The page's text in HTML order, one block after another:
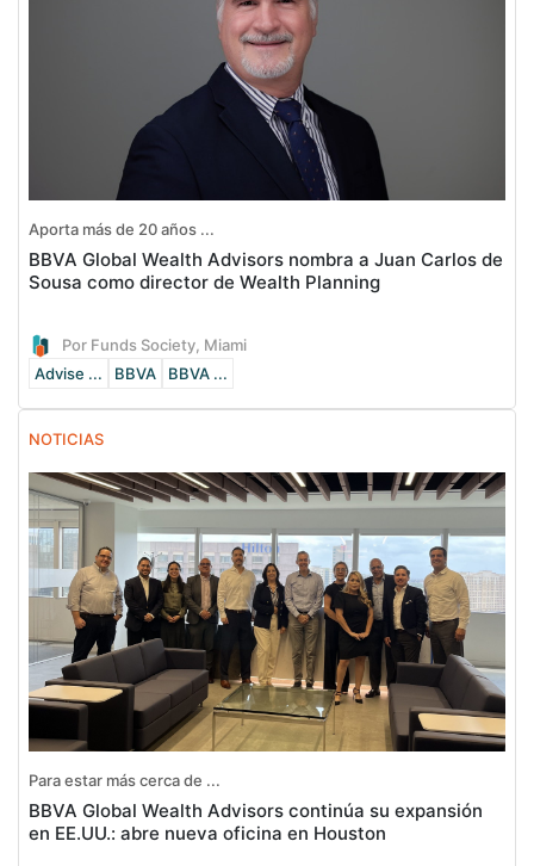
Aporta más de 20 años ...
BBVA Global Wealth Advisors nombra a Juan Carlos de
Sousa como director de Wealth Planning
Por Funds Society, Miami
Advise ...
BBVA BBVA ...
NOTICIAS
Para estar más cerca de ...
BBVA Global Wealth Advisors continúa su expansión
en EE.UU.: abre nueva oficina en Houston